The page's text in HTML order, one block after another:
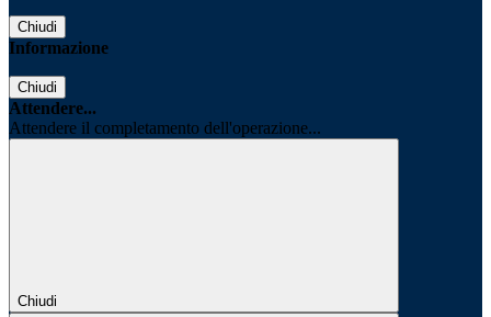
Chiudi
Informazione
Chiudi
Attendere...
Attendere il completamento dell'operazione...
Chiudi